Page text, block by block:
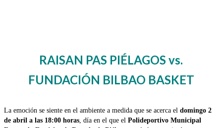
RAISAN PAS PIÉLAGOS vs.
FUNDACIÓN BILBAO BASKET
La emoción se siente en el ambiente a medida que se acerca el domingo 2
de abril a las 18:00 horas , día en el que el Polideportivo Municipal